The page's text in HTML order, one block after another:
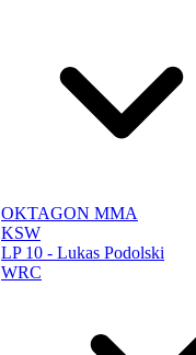
OKTAGON MMA
KSW
LP 10 - Lukas Podolski
WRC